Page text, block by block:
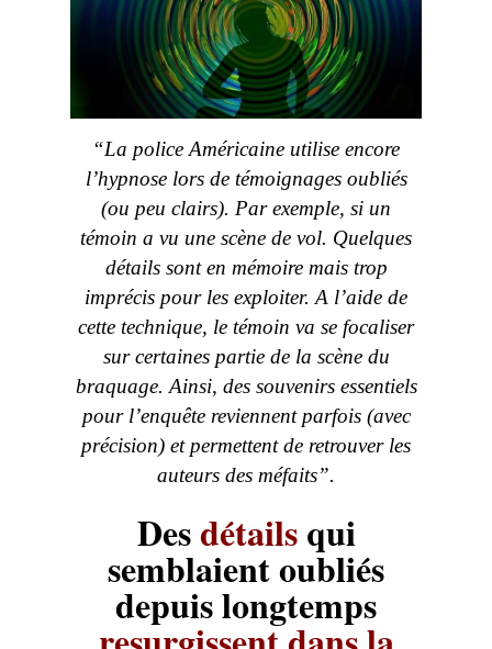
“La police Américaine utilise encore
l’hypnose lors de témoignages oubliés
(ou peu clairs). Par exemple, si un
témoin a vu une scène de vol. Quelques
détails sont en mémoire mais trop
imprécis pour les exploiter. A l’aide de
cette technique, le témoin va se focaliser
sur certaines partie de la scène du
braquage. Ainsi, des souvenirs essentiels
pour l’enquête reviennent parfois (avec
précision) et permettent de retrouver les
auteurs des méfaits”.
Desdétailsqui
semblaient oubliés
depuis longtemps